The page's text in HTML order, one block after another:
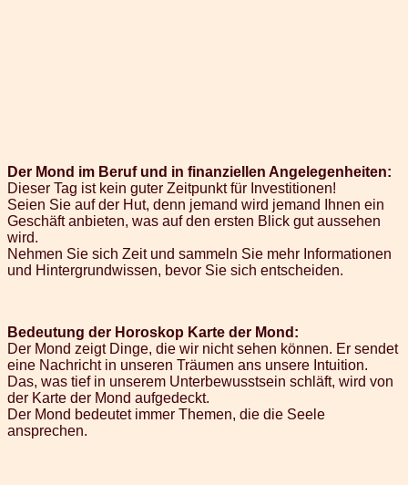
Der Mond im Beruf und in finanziellen Angelegenheiten:
Dieser Tag ist kein guter Zeitpunkt für Investitionen!
Seien Sie auf der Hut, denn jemand wird jemand Ihnen ein
Geschäft anbieten, was auf den ersten Blick gut aussehen
wird.
Nehmen Sie sich Zeit und sammeln Sie mehr Informationen
und Hintergrundwissen, bevor Sie sich entscheiden.
Bedeutung der Horoskop Karte der Mond:
Der Mond zeigt Dinge, die wir nicht sehen können. Er sendet
eine Nachricht in unseren Träumen ans unsere Intuition.
Das, was tief in unserem Unterbewusstsein schläft, wird von
der Karte der Mond aufgedeckt.
Der Mond bedeutet immer Themen, die die Seele
ansprechen.